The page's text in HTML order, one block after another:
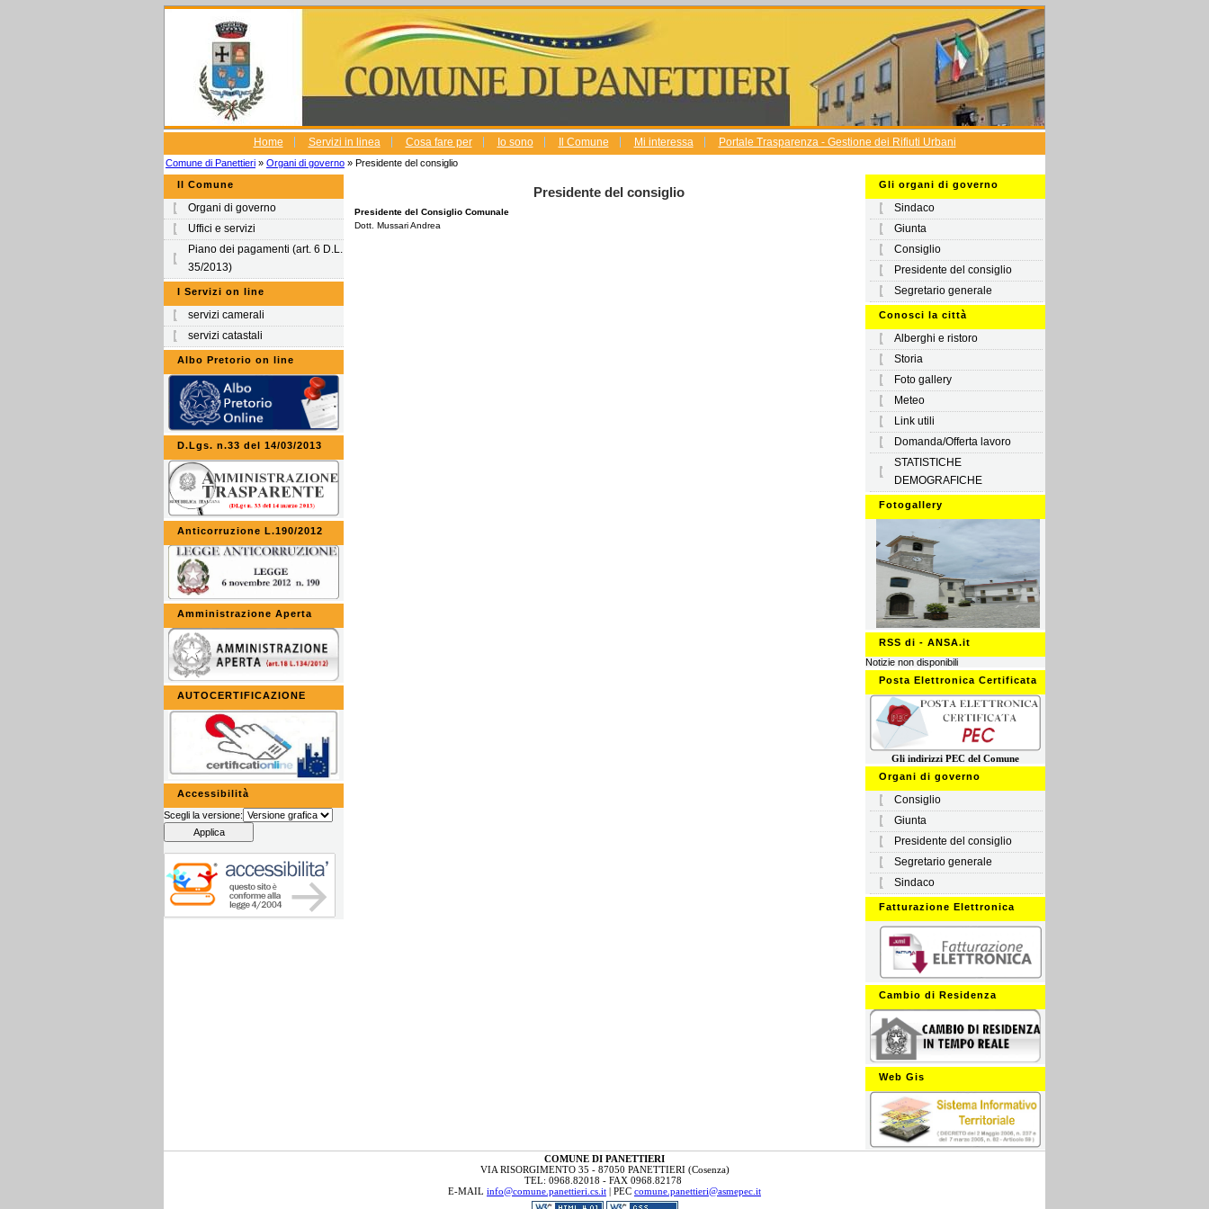
Home Servizi in linea Cosa fare per Io sono Il Comune Mi interessa Portale Trasparenza - Gestione dei Rifiuti Urbani
Comune di Panettieri » Organi di governo » Presidente del consiglio
Il Comune
Organi di governo
Uffici e servizi
Piano dei pagamenti (art. 6 D.L.
35/2013)
I Servizi on line
servizi camerali
servizi catastali
Albo Pretorio on line
D.Lgs. n.33 del 14/03/2013
Anticorruzione L.190/2012
Amministrazione Aperta
AUTOCERTIFICAZIONE
Accessibilità
Scegli la versione:
Gli organi di governo
Sindaco
Giunta
Consiglio
Presidente del consiglio
Segretario generale
Conosci la città
Alberghi e ristoro
Storia
Foto gallery
Meteo
Link utili
Domanda/Offerta lavoro
STATISTICHE
DEMOGRAFICHE
Fotogallery
RSS di - ANSA.it
Notizie non disponibili
Posta Elettronica Certificata
Gli indirizzi PEC del Comune
Organi di governo
Consiglio
Giunta
Presidente del consiglio
Segretario generale
Sindaco
Fatturazione Elettronica
Cambio di Residenza
Web Gis
Presidente del consiglio
Presidente del Consiglio Comunale
Dott. Mussari Andrea
COMUNE DI PANETTIERI
VIA RISORGIMENTO 35 - 87050 PANETTIERI (Cosenza)
TEL: 0968.82018 - FAX 0968.82178
E-MAIL info@comune.panettieri.cs.it | PEC comune.panettieri@asmepec.it